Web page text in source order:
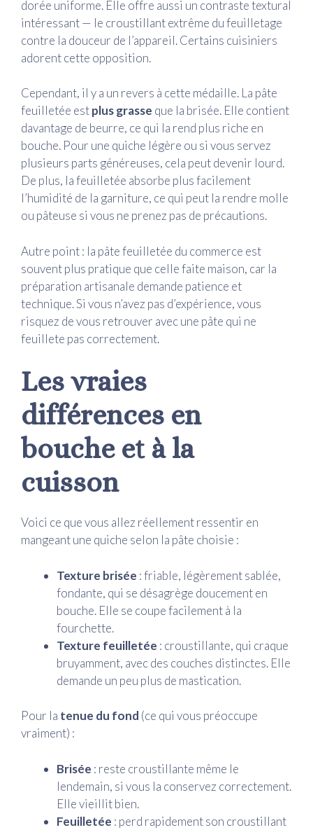
dorée uniforme. Elle offre aussi un contraste textural
intéressant — le croustillant extrême du feuilletage
contre la douceur de l’appareil. Certains cuisiniers
adorent cette opposition.
Cependant, il y a un revers à cette médaille. La pâte
feuilletée estplus grasse que la brisée. Elle contient
davantage de beurre, ce qui la rend plus riche en
bouche. Pour une quiche légère ou si vous servez
plusieurs parts généreuses, cela peut devenir lourd.
De plus, la feuilletée absorbe plus facilement
l’humidité de la garniture, ce qui peut la rendre molle
ou pâteuse si vous ne prenez pas de précautions.
Autre point : la pâte feuilletée du commerce est
souvent plus pratique que celle faite maison, car la
préparation artisanale demande patience et
technique. Si vous n’avez pas d’expérience, vous
risquez de vous retrouver avec une pâte qui ne
feuillete pas correctement.
Les vraies
différences en
bouche et à la
cuisson
Voici ce que vous allez réellement ressentir en
mangeant une quiche selon la pâte choisie :
Texture brisée : friable, légèrement sablée,
fondante, qui se désagrège doucement en
bouche. Elle se coupe facilement à la
fourchette.
Texture feuilletée : croustillante, qui craque
bruyamment, avec des couches distinctes. Elle
demande un peu plus de mastication.
Pour la tenue du fond (ce qui vous préoccupe
vraiment) :
Brisée : reste croustillante même le
lendemain, si vous la conservez correctement.
Elle vieillit bien.
Feuilletée : perd rapidement son croustillant